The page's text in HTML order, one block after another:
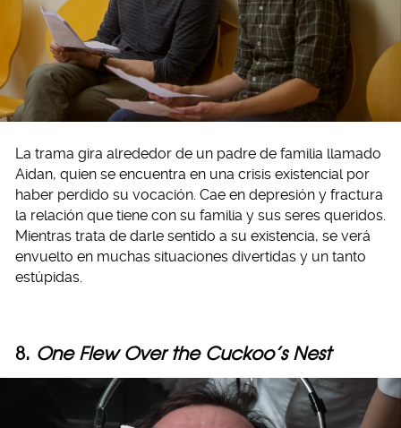
La trama gira alrededor de un padre de familia llamado
Aidan, quien se encuentra en una crisis existencial por
haber perdido su vocación. Cae en depresión y fractura
la relación que tiene con su familia y sus seres queridos.
Mientras trata de darle sentido a su existencia, se verá
envuelto en muchas situaciones divertidas y un tanto
estúpidas.
8. One Flew Over the Cuckoo’s Nest